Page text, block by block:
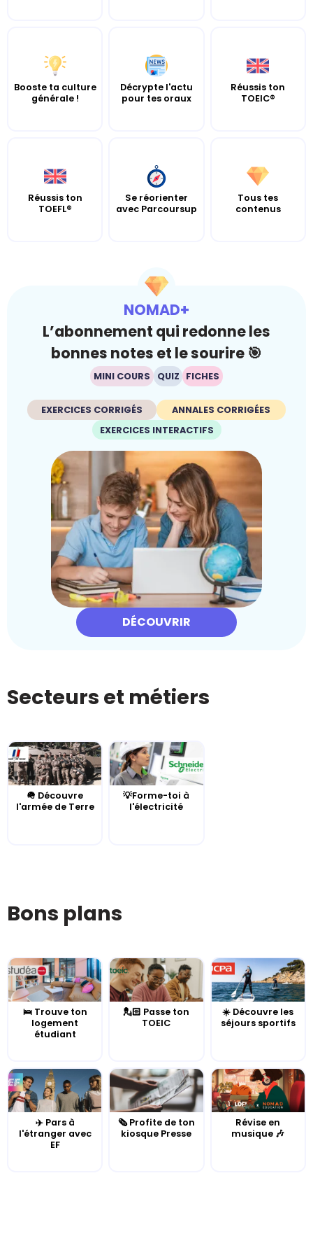
Booste ta culture
générale !
Décrypte l'actu
pour tes oraux
Réussis ton
TOEIC®
Réussis ton
TOEFL®
Se réorienter
avec Parcoursup
Tous tes
contenus
NOMAD+
L’abonnement qui redonne les
bonnes notes et le sourire 🎯
MINI COURS QUIZ FICHES
EXERCICES CORRIGÉS
ANNALES CORRIGÉES
EXERCICES INTERACTIFS
DÉCOUVRIR
Secteurs et métiers
🪖 Découvre
l'armée de Terre
💡Forme-toi à
l'électricité
Bons plans
🛌 Trouve ton
logement
étudiant
💂🏻 Passe ton
TOEIC
☀️ Découvre les
séjours sportifs
✈️ Pars à
l'étranger avec
EF
🗞️ Profite de ton
kiosque Presse
Révise en
musique 🎶